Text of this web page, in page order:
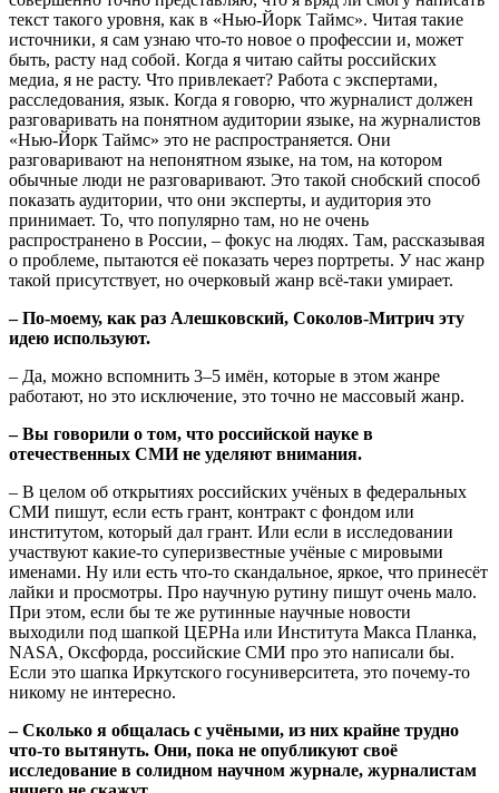
текст такого уровня, как в «Нью-Йорк Таймс». Читая такие
источники, я сам узнаю что-то новое о профессии и, может
быть, расту над собой. Когда я читаю сайты российских
медиа, я не расту. Что привлекает? Работа с экспертами,
расследования, язык. Когда я говорю, что журналист должен
разговаривать на понятном аудитории языке, на журналистов
«Нью-Йорк Таймс» это не распространяется. Они
разговаривают на непонятном языке, на том, на котором
обычные люди не разговаривают. Это такой снобский способ
показать аудитории, что они эксперты, и аудитория это
принимает. То, что популярно там, но не очень
распространено в России, – фокус на людях. Там, рассказывая
о проблеме, пытаются её показать через портреты. У нас жанр
такой присутствует, но очерковый жанр всё-таки умирает.
– По-моему, как раз Алешковский, Соколов-Митрич эту
идею используют.
– Да, можно вспомнить 3–5 имён, которые в этом жанре
работают, но это исключение, это точно не массовый жанр.
– Вы говорили о том, что российской науке в
отечественных СМИ не уделяют внимания.
– В целом об открытиях российских учёных в федеральных
СМИ пишут, если есть грант, контракт с фондом или
институтом, который дал грант. Или если в исследовании
участвуют какие-то суперизвестные учёные с мировыми
именами. Ну или есть что-то скандальное, яркое, что принесёт
лайки и просмотры. Про научную рутину пишут очень мало.
При этом, если бы те же рутинные научные новости
выходили под шапкой ЦЕРНа или Института Макса Планка,
NASA, Оксфорда, российские СМИ про это написали бы.
Если это шапка Иркутского госуниверситета, это почему-то
никому не интересно.
– Сколько я общалась с учёными, из них крайне трудно
что-то вытянуть. Они, пока не опубликуют своё
исследование в солидном научном журнале, журналистам